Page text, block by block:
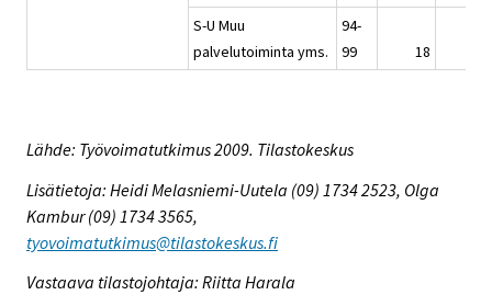
S-U Muu
palvelutoiminta yms.
94-
99
18
Lähde: Työvoimatutkimus 2009. Tilastokeskus
Lisätietoja: Heidi Melasniemi-Uutela (09) 1734 2523, Olga
Kambur (09) 1734 3565,
tyovoimatutkimus@tilastokeskus.fi
Vastaava tilastojohtaja: Riitta Harala